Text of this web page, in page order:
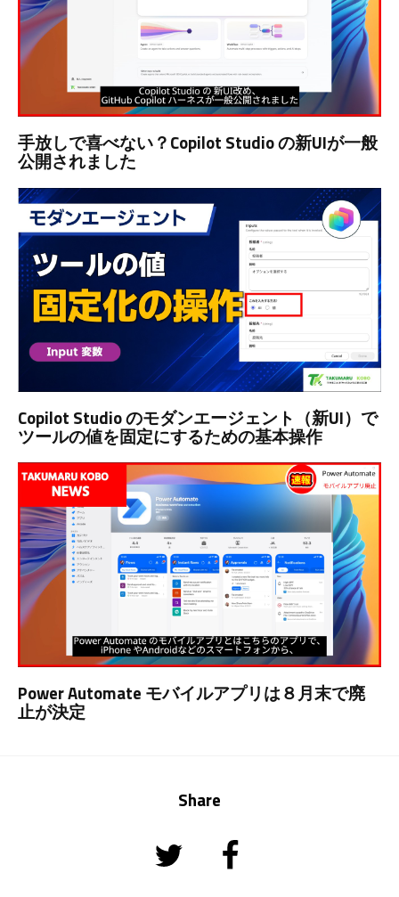
手放しで喜べない？Copilot Studio の新UIが一般
公開されました
Copilot Studio のモダンエージェント（新UI）で
ツールの値を固定にするための基本操作
Power Automate モバイルアプリは８月末で廃
止が決定
Share